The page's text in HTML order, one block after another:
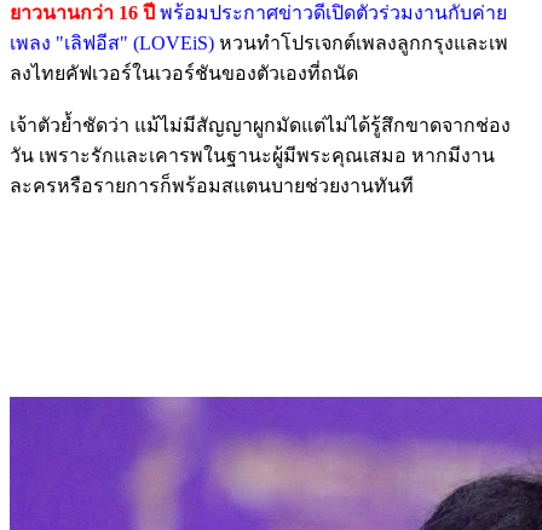
ยาวนานกว่า 16 ปี พร้อมประกาศข่าวดีเปิดตัวร่วมงานกับค่าย
เพลง "เลิฟอีส" (LOVEiS) หวนทำโปรเจกต์เพลงลูกกรุงและเพ
ลงไทยคัฟเวอร์ในเวอร์ชันของตัวเองที่ถนัด
เจ้าตัวย้ำชัดว่า แม้ไม่มีสัญญาผูกมัดแต่ไม่ได้รู้สึกขาดจากช่อง
วัน เพราะรักและเคารพในฐานะผู้มีพระคุณเสมอ หากมีงาน
ละครหรือรายการก็พร้อมสแตนบายช่วยงานทันที